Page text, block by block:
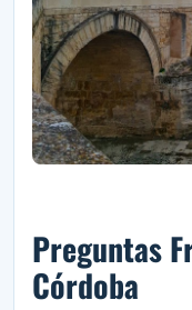
Preguntas
Córdoba